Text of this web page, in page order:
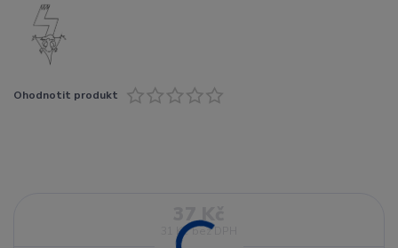
Ohodnotit produkt
37 Kč
31 Kč bez DPH